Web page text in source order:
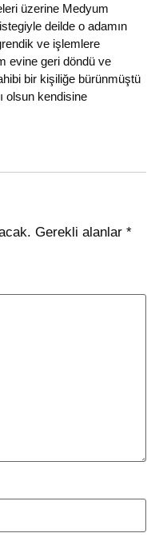
üzerine Medyum
deilde o adamın
ve işlemlere
evine geri döndü ve
bir kişiliğe bürünmüştü
olsun kendisine
Gerekli alanlar *